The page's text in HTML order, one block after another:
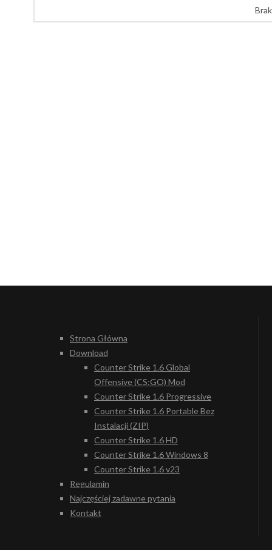
Strona Główna
Download
Counter Strike 1.6 Global
Offensive (CS:GO) Mod
Counter Strike 1.6 Progressive
Counter Strike 1.6 Portable Bez
Instalacji (ZIP)
Counter Strike 1.6 HD
Counter Strike 1.6 Windows 8
Counter Strike 1.6 v23
Regulamin
Najczęściej zadawne pytania
Kontakt